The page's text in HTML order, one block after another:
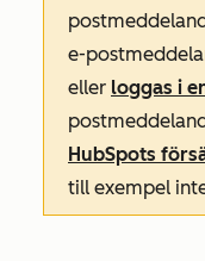
e-
eller loggas i
HubSpots
till exempel